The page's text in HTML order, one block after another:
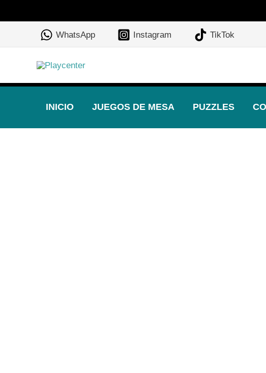
al
WhatsApp Instagram TikTok
INICIO JUEGOS DE MESA PUZZLES